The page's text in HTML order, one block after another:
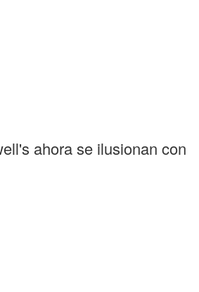
ahora se ilusionan con